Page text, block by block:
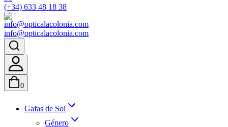
(+34) 633 48 18 38
info@opticalacolonia.com
0
Gafas de Sol
Género